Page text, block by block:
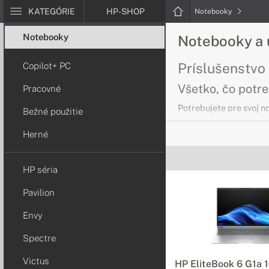
KATEGÓRIE HP-SHOP Notebooky
Notebooky
Copilot+ PC
Pracovné
Bežné použitie
Herné
HP séria
Pavilion
Envy
Spectre
Victus
Notebooky a
Príslušenstvo
Všetko, čo
Potrebujete pre svoj
dostatočný úložný
Notebooky HP
Pomôže vám
Počas nabitých dní
HP EliteBook 6 G1a